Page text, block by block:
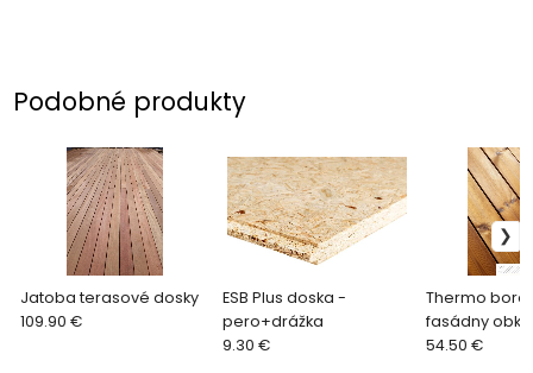
Podobné produkty
Jatoba terasové dosky
109.90 €
ESB Plus doska -
pero+drážka
9.30 €
Thermo
fasádny
54.50 €